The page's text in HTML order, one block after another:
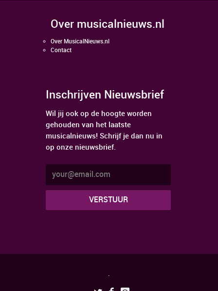
over musicalnieuws.nl
Over MusicalNieuws.nl
Contact
Inschrijven Nieuwsbrief
Wil jij ook op de hoogte worden
gehouden van het laatste
musicalnieuws! Schrijf je dan nu in
op onze nieuwsbrief.
.